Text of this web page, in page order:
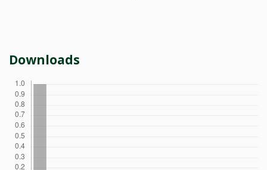
Downloads